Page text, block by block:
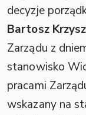
decyzje
Bartosz
Zarządu z
stanowisko
pracami
wskazany na